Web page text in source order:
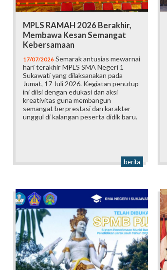
MPLS RAMAH 2026 Berakhir,
Membawa Kesan Semangat
Kebersamaan
17/07/2026 Semarak antusias mewarnai
hari terakhir MPLS SMA Negeri 1
Sukawati yang dilaksanakan pada
Jumat, 17 Juli 2026. Kegiatan penutup
ini diisi dengan edukasi dan aksi
kreativitas guna membangun
semangat berprestasi dan karakter
unggul di kalangan peserta didik baru.
berita